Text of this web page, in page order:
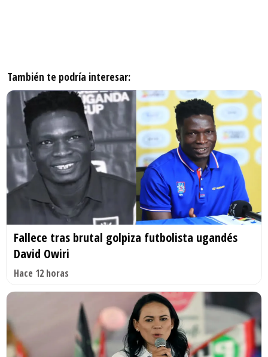
También te podría interesar:
Fallece tras brutal golpiza futbolista ugandés
David Owiri
Hace 12 horas